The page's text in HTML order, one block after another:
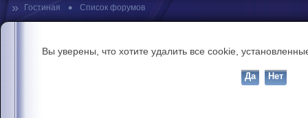
» Гостиная • Список форумов
Вы уверены, что хотите удалить все cookie,